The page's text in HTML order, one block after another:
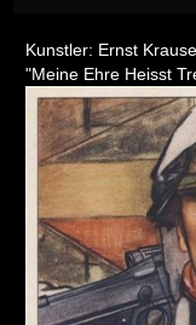
Kunstler: Ernst Krause
"Meine Ehre Heisst